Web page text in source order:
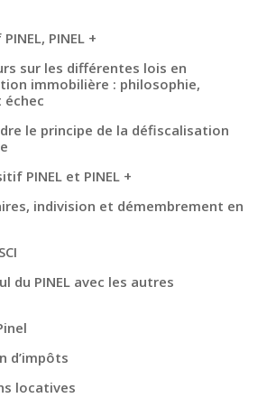
PINEL +
sur les différentes lois en
immobilière : philosophie,
le principe de la défiscalisation
PINEL et PINEL +
indivision et démembrement en
du PINEL avec les autres
d’impôts
locatives